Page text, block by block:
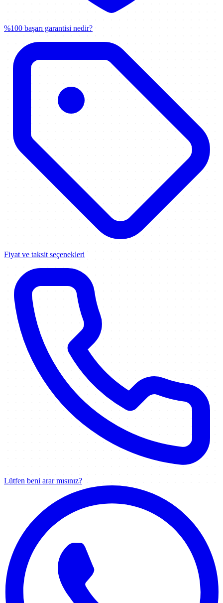
%100 başarı garantisi nedir?
Fiyat ve taksit seçenekleri
Lütfen beni arar mısınız?